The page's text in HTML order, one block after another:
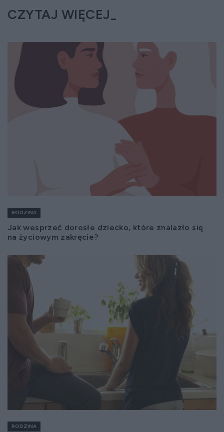
CZYTAJ WIĘCEJ
RODZINA
Jak wesprzeć dorosłe dziecko, które znalazło się
na życiowym zakręcie?
RODZINA